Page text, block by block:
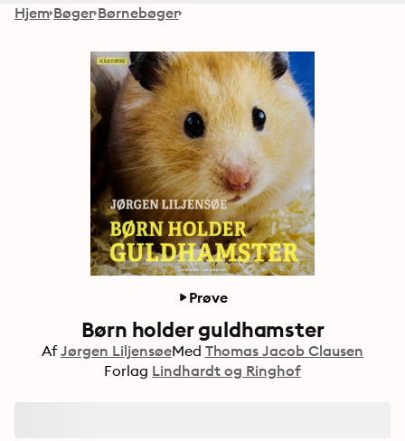
Hjem Bøger Børnebøger
Prøve
Børn holder guldhamster
Af Jørgen LiljensøeMed Thomas Jacob Clausen
Forlag Lindhardt og Ringhof